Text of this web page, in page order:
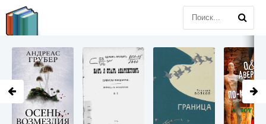
LITMIR.ORG